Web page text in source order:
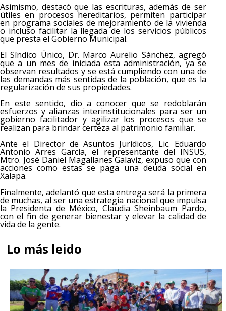
Asimismo, destacó que las escrituras, además de ser
útiles en procesos hereditarios, permiten participar
en programa sociales de mejoramiento de la vivienda
o incluso facilitar la llegada de los servicios públicos
que presta el Gobierno Municipal.
El Síndico Único, Dr. Marco Aurelio Sánchez, agregó
que a un mes de iniciada esta administración, ya se
observan resultados y se está cumpliendo con una de
las demandas más sentidas de la población, que es la
regularización de sus propiedades.
En este sentido, dio a conocer que se redoblarán
esfuerzos y alianzas interinstitucionales para ser un
gobierno facilitador y agilizar los procesos que se
realizan para brindar certeza al patrimonio familiar.
Ante el Director de Asuntos Jurídicos, Lic. Eduardo
Antonio Arres García, el representante del INSUS,
Mtro. José Daniel Magallanes Galaviz, expuso que con
acciones como estas se paga una deuda social en
Xalapa.
Finalmente, adelantó que esta entrega será la primera
de muchas, al ser una estrategia nacional que impulsa
la Presidenta de México, Claudia Sheinbaum Pardo,
con el fin de generar bienestar y elevar la calidad de
vida de la gente.
Lo más leido